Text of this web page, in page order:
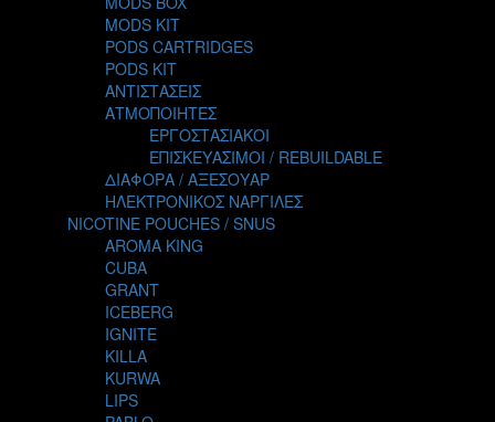
SADBOY
SCANDAL
SECRET FOREST
STEAM CITY LIQUIDS
STEAM TRAIN
STEAMPUNK
TALES
TATTOO
THE ALCHEMIST
THE SMOKER'S CLUB
TIKI MAHU
TWIST
VGOD
WILD ZOO
YETI
MODS KIT
PODS CARTRIDGES
PODS KIT
ΑΝΤΙΣΤΑΣΕΙΣ
ΑΤΜΟΠΟΙΗΤΕΣ
ΕΡΓΟΣΤΑΣΙΑΚΟΙ
ΕΠΙΣΚΕΥΑΣΙΜΟΙ / REBUILDABLE
ΔΙΑΦΟΡΑ / ΑΞΕΣΟΥΑΡ
ΗΛΕΚΤΡΟΝΙΚΟΣ ΝΑΡΓΙΛΕΣ
NICOTINE POUCHES / SNUS
AROMA KING
CUBA
GRANT
ICEBERG
IGNITE
KILLA
KURWA
LIPS